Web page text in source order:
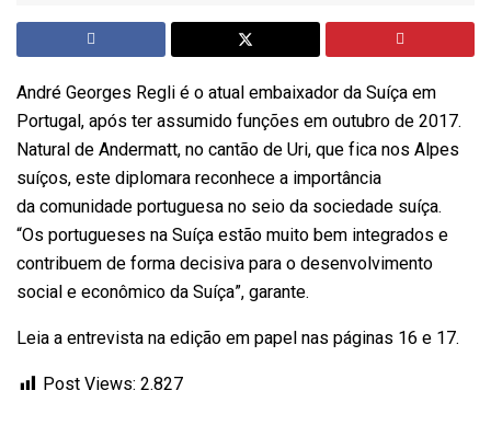
André Georges Regli é o atual embaixador da Suíça em
Portugal, após ter assumido funções em outubro de 2017.
Natural de Andermatt, no cantão de Uri, que fica nos Alpes
suíços, este diplomara reconhece a importância
da comunidade portuguesa no seio da sociedade suíça.
“Os portugueses na Suíça estão muito bem integrados e
contribuem de forma decisiva para o desenvolvimento
social e econômico da Suíça”, garante.
Leia a entrevista na edição em papel nas páginas 16 e 17.
Post Views: 2.827